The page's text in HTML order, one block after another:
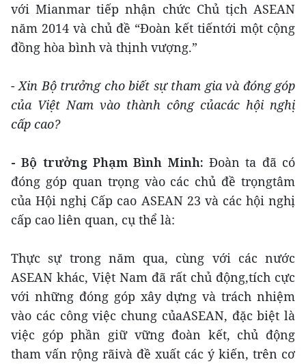
với Mianmar tiếp nhận chức Chủ tịch ASEAN
năm 2014 và chủ đề “Đoàn kết tiếntới một cộng
đồng hòa bình và thịnh vượng.”
- Xin Bộ trưởng cho biết sự tham gia và đóng góp
của Việt Nam vào thành công củacác hội nghị
cấp cao?
- Bộ trưởng Phạm Bình Minh: Đoàn ta đã có
đóng góp quan trọng vào các chủ đề trọngtâm
của Hội nghị Cấp cao ASEAN 23 và các hội nghị
cấp cao liên quan, cụ thể là:
Thực sự trong năm qua, cùng với các nước
ASEAN khác, Việt Nam đã rất chủ động,tích cực
với những đóng góp xây dựng và trách nhiệm
vào các công việc chung củaASEAN, đặc biệt là
việc góp phần giữ vững đoàn kết, chủ động
tham vấn rộng rãivà đề xuất các ý kiến, trên cơ